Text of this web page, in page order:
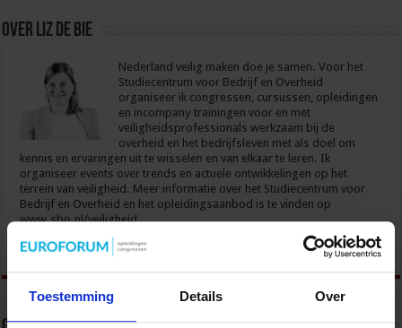
Toestemming Details Over
Over Liz de Bie
Nederland veilig maken doe je samen. Voor het
Studiecentrum voor Bedrijf en Overheid
organiseer ik congressen, cursussen, opleidingen
en incompany trainingen voor en met
veiligheidsprofessionals werkzaam bij de
overheid en het bedrijfsleven met als doel om
kennis en ervaringen uit te wisselen en van elkaar te leren. Ik
organiseer events over trends en actuele ontwikkelingen op het
terrein van veiligheid. Meer informatie over het Studiecentrum voor
Bedrijf en Overheid en het opleidingsaanbod is te vinden op
www.sbo.nl/veiligheid